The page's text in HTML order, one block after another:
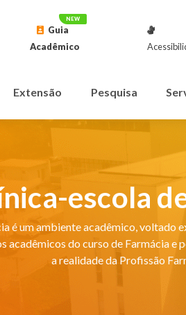
Guia
Acadêmico
Extensão Pesquisa
escola
é um ambiente acadêmico, voltado
acadêmicos do curso de Farmácia e
a realidade da Profissão